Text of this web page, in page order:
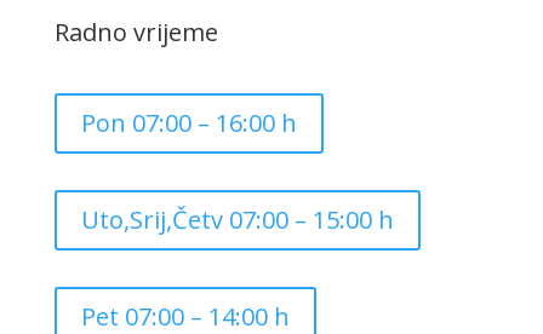
Radno vrijeme
Pon 07:00 – 16:00 h
Uto,Srij,Četv 07:00 – 15:00 h
Pet 07:00 – 14:00 h